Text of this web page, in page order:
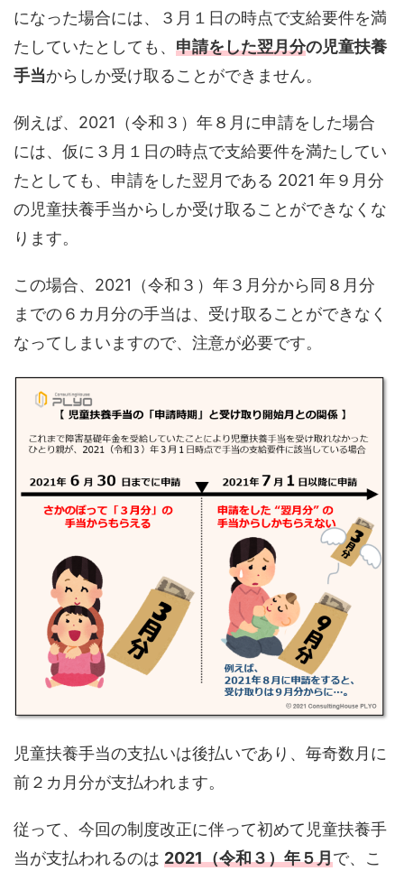
になった場合には、３月１日の時点で支給要件を満
たしていたとしても、 申請をした翌月分の児童扶養
手当からしか受け取ることができません。
例えば、2021（令和３）年８月に申請をした場合
には、仮に３月１日の時点で支給要件を満たしてい
たとしても、申請をした翌月である 2021 年９月分
の児童扶養手当からしか受け取ることができなくな
ります。
この場合、2021（令和３）年３月分から同８月分
までの６カ月分の手当は、受け取ることができなく
なってしまいますので、注意が必要です。
児童扶養手当の支払いは後払いであり、毎奇数月に
前２カ月分が支払われます。
従って、今回の制度改正に伴って初めて児童扶養手
当が支払われるのは 2021（令和３）年５月で、こ